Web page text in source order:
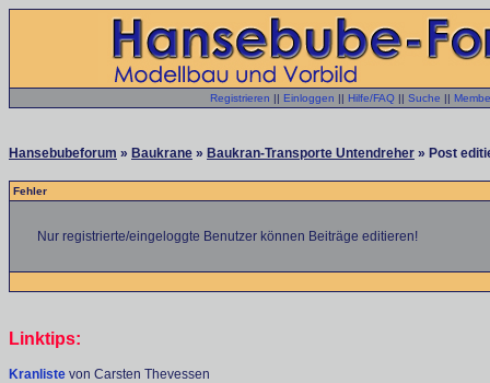
Registrieren || Einloggen || Hilfe/FAQ || Suche ||
Hansebubeforum » Baukrane » Baukran-Transporte Untendreher » Post
Fehler
Nur registrierte/eingeloggte Benutzer können Beiträge editieren!
Linktips:
Kranliste von Carsten Thevessen